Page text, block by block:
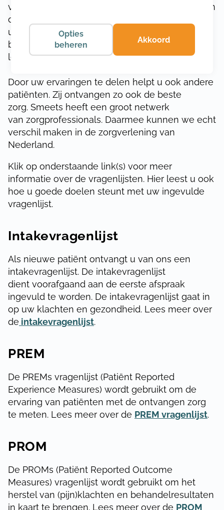
vervolgens uw ervaring met ons te delen binnen
de PREM/PROM vragenlijst weten we beter wat
u van onze zorg vindt en wat de
behandelresultaten zijn. Daar kunnen we van
leren.
Door uw ervaringen te delen helpt u ook andere
patiënten. Zij ontvangen zo ook de beste
zorg. Smeets heeft een groot netwerk
van zorgprofessionals. Daarmee kunnen we echt
verschil maken in de zorgverlening van
Nederland.
Klik op onderstaande link(s) voor meer
informatie over de vragenlijsten. Hier leest u ook
hoe u goede doelen steunt met uw ingevulde
vragenlijst.
Intakevragenlijst
Als nieuwe patiënt ontvangt u van ons een
intakevragenlijst. De intakevragenlijst
dient voorafgaand aan de eerste afspraak
ingevuld te worden. De intakevragenlijst gaat in
op uw klachten en gezondheid. Lees meer over
de intakevragenlijst.
PREM
De PREMs vragenlijst (Patiënt Reported
Experience Measures) wordt gebruikt om de
ervaring van patiënten met de ontvangen zorg
te meten. Lees meer over de PREM vragenlijst.
PROM
De PROMs (Patiënt Reported Outcome
Measures) vragenlijst wordt gebruikt om het
herstel van (pijn)klachten en behandelresultaten
in kaart te brengen. Lees meer over de PROM
Opties
beheren
Akkoord